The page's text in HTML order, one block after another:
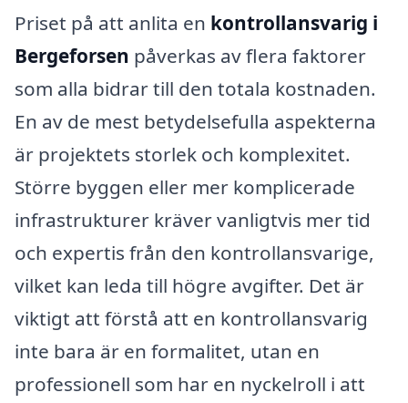
Priset på att anlita en kontrollansvarig i
Bergeforsen påverkas av flera faktorer
som alla bidrar till den totala kostnaden.
En av de mest betydelsefulla aspekterna
är projektets storlek och komplexitet.
Större byggen eller mer komplicerade
infrastrukturer kräver vanligtvis mer tid
och expertis från den kontrollansvarige,
vilket kan leda till högre avgifter. Det är
viktigt att förstå att en kontrollansvarig
inte bara är en formalitet, utan en
professionell som har en nyckelroll i att